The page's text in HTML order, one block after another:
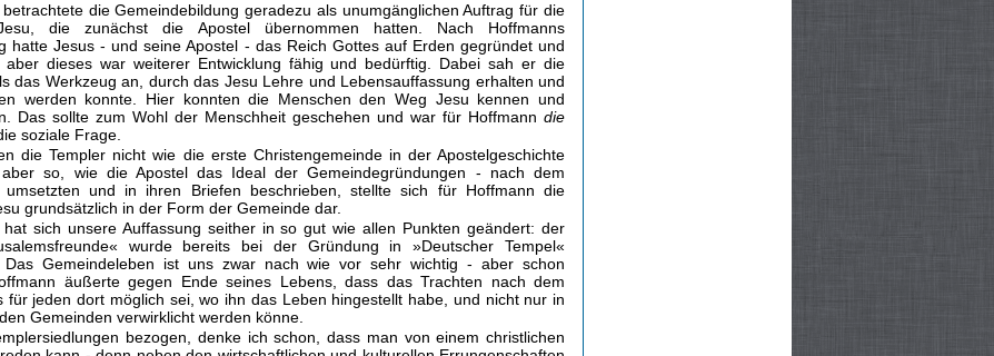
die Gemeindebildung geradezu als unumgänglichen Auftrag für die
die zunächst die Apostel übernommen hatten. Nach Hoffmanns
hatte Jesus - und seine Apostel - das Reich Gottes auf Erden gegründet und
aber dieses war weiterer Entwicklung fähig und bedürftig. Dabei sah er die
das Werkzeug an, durch das Jesu Lehre und Lebensauffassung erhalten und
werden konnte. Hier konnten die Menschen den Weg Jesu kennen und
Das sollte zum Wohl der Menschheit geschehen und war für Hoffmann die
soziale Frage.
die Templer nicht wie die erste Christengemeinde in der Apostelgeschichte
aber so, wie die Apostel das Ideal der Gemeindegründungen - nach dem
umsetzten und in ihren Briefen beschrieben, stellte sich für Hoffmann die
grundsätzlich in der Form der Gemeinde dar.
hat sich unsere Auffassung seither in so gut wie allen Punkten geändert: der
wurde bereits bei der Gründung in »Deutscher Tempel«
Das Gemeindeleben ist uns zwar nach wie vor sehr wichtig - aber schon
äußerte gegen Ende seines Lebens, dass das Trachten nach dem
für jeden dort möglich sei, wo ihn das Leben hingestellt habe, und nicht nur in
Gemeinden verwirklicht werden könne.
bezogen, denke ich schon, dass man von einem christlichen